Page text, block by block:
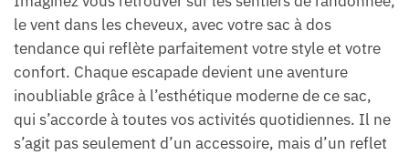
le vent dans les cheveux, avec votre sac à dos
tendance qui reflète parfaitement votre style et votre
confort. Chaque escapade devient une aventure
inoubliable grâce à l’esthétique moderne de ce sac,
qui s’accorde à toutes vos activités quotidiennes. Il ne
s’agit pas seulement d’un accessoire, mais d’un reflet